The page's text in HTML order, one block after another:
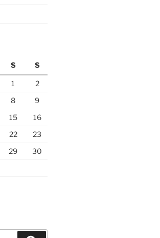
S S
1
2
8
9
15
16
22
23
29
30